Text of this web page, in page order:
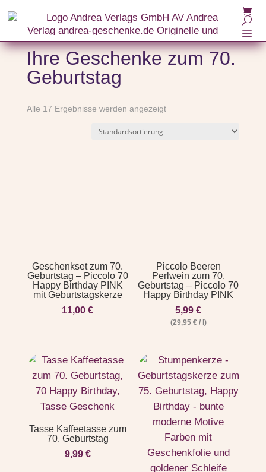
Ihre Geschenke zum 70.
Geburtstag
Alle 17 Ergebnisse werden angezeigt
Geschenkset zum 70.
Geburtstag – Piccolo 70
Happy Birthday PINK
mit Geburtstagskerze
11,00€
Piccolo Beeren
Perlwein zum 70.
Geburtstag – Piccolo 70
Happy Birthday PINK
5,99€
(29,95 €/ )
Tasse Kaffeetasse zum
70. Geburtstag
9,99 €